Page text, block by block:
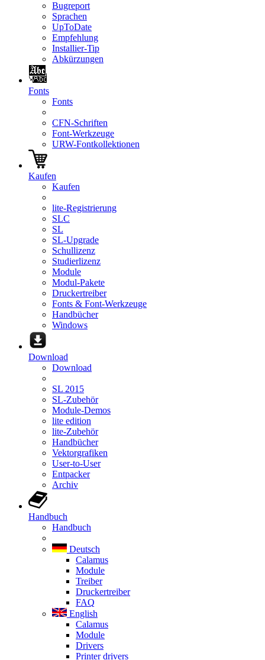
Bugreport
Sprachen
UpToDate
Empfehlung
Installier-Tip
Abkürzungen
Fonts
Fonts
CFN-Schriften
Font-Werkzeuge
URW-Fontkollektionen
Kaufen
Kaufen
lite-Registrierung
SLC
SL
SL-Upgrade
Schullizenz
Studierlizenz
Module
Modul-Pakete
Druckertreiber
Fonts & Font-Werkzeuge
Handbücher
Windows
Download
Download
SL 2015
SL-Zubehör
Module-Demos
lite edition
lite-Zubehör
Handbücher
Vektorgrafiken
User-to-User
Entpacker
Archiv
Handbuch
Handbuch
Deutsch
Calamus
Module
Treiber
Druckertreiber
FAQ
English
Calamus
Module
Drivers
Printer drivers